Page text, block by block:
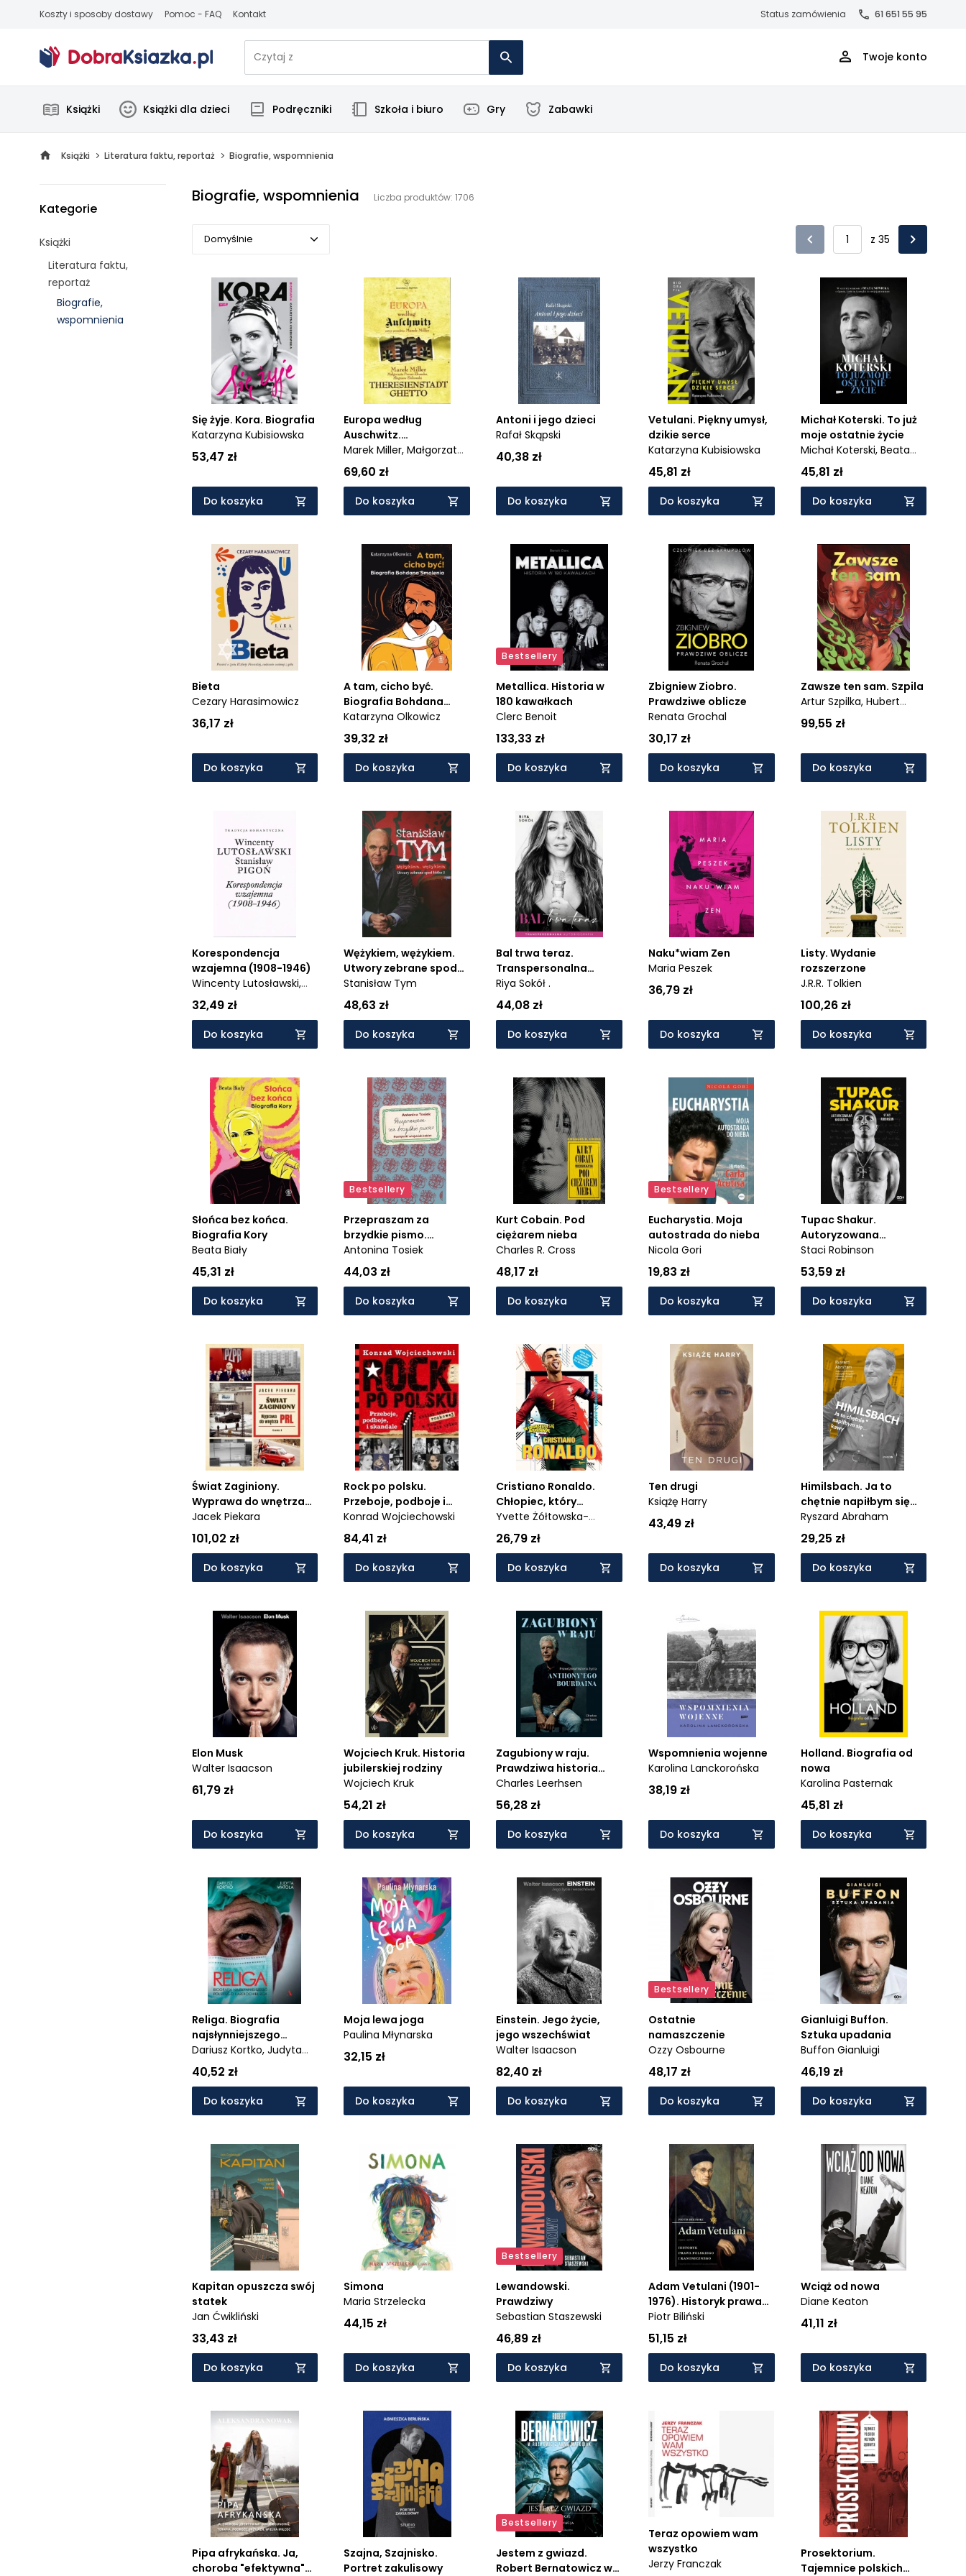
Koszty i sposoby dostawy Pomoc - FAQ Kontakt Status zamówienia 61 651 55 95
Twoje konto
Książki Książki dla dzieci Podręczniki Szkoła i biuro Gry Zabawki
Książki Literatura faktu, reportaż Biografie, wspomnienia
Kategorie
Książki
Literatura faktu,
reportaż
Biografie,
wspomnienia
Biografie, wspomnienia Liczba produktów: 1706
Domyślnie
Domyślnie
Popularne
Cena rosnąco
Cena malejąco
Od najnowszych
Od najstarszych
z 35
Się żyje. Kora. Biografia
Katarzyna Kubisiowska
53,47 zł
Do koszyka
Europa według
Auschwitz.
Theresienstadt Ghetto
Marek Miller,Małgorzata
Preuss-Złomska,
Zbigniew Zbikowski
69,60 zł
Do koszyka
Antoni i jego dzieci
Rafał Skąpski
40,38 zł
Do koszyka
Vetulani. Piękny umysł,
dzikie serce
Katarzyna Kubisiowska
45,81 zł
Do koszyka
Michał Koterski. To już
moje ostatnie życie
Michał Koterski, Beata
Nowicka
45,81 zł
Do koszyka
Bieta
Cezary Harasimowicz
36,17 zł
Do koszyka
A tam, cicho być.
Biografia Bohdana
Smolenia
Katarzyna Olkowicz
39,32 zł
Do koszyka
Bestsellery
Metallica. Historia w
180 kawałkach
Clerc Benoit
133,33 zł
Do koszyka
Zbigniew Ziobro.
Prawdziwe oblicze
Renata Grochal
30,17 zł
Do koszyka
Zawsze ten sam. Szpila
Artur Szpilka, Hubert
Kęska
99,55 zł
Do koszyka
Korespondencja
wzajemna (1908-1946)
Wincenty Lutosławski,
Stanisław Pigoń
32,49 zł
Do koszyka
Wężykiem, wężykiem.
Utwory zebrane spod
łóżka 2
Stanisław Tym
48,63 zł
Do koszyka
Bal trwa teraz.
Transpersonalna
autobiografia
Riya Sokół .
44,08 zł
Do koszyka
Naku*wiam Zen
Maria Peszek
36,79 zł
Do koszyka
Listy. Wydanie
rozszerzone
J.R.R. Tolkien
100,26 zł
Do koszyka
Słońca bez końca.
Biografia Kory
Beata Biały
45,31 zł
Do koszyka
Bestsellery
Przepraszam za
brzydkie pismo.
Pamiętniki wiejskich
kobiet
Antonina Tosiek
44,03 zł
Do koszyka
Kurt Cobain. Pod
ciężarem nieba
Charles R. Cross
48,17 zł
Do koszyka
Bestsellery
Eucharystia. Moja
autostrada do nieba
Nicola Gori
19,83 zł
Do koszyka
Tupac Shakur.
Autoryzowana
biografia
Staci Robinson
53,59 zł
Do koszyka
Świat Zaginiony.
Wyprawa do wnętrza
PRL. Tom 1
Jacek Piekara
101,02 zł
Do koszyka
Rock po polsku.
Przeboje, podboje i
skandale
Konrad Wojciechowski
84,41 zł
Do koszyka
Cristiano Ronaldo.
Chłopiec, który
wiedział, czego chce
Yvette Żółtowska-
Darska,
Jacek Sarzało
26,79 zł
Do koszyka
Ten drugi
Książę Harry
43,49 zł
Do koszyka
Himilsbach. Ja to
chętnie napiłbym się
kawy
Ryszard Abraham
29,25 zł
Do koszyka
Elon Musk
Walter Isaacson
61,79 zł
Do koszyka
Wojciech Kruk. Historia
jubilerskiej rodziny
Wojciech Kruk
54,21 zł
Do koszyka
Zagubiony w raju.
Prawdziwa historia
życia Anthony'ego
Bourdaina
Charles Leerhsen
56,28 zł
Do koszyka
Wspomnienia wojenne
Karolina Lanckorońska
38,19 zł
Do koszyka
Holland. Biografia od
nowa
Karolina Pasternak
45,81 zł
Do koszyka
Religa. Biografia
najsłynniejszego
polskiego
kardiochirurga
Dariusz Kortko, Judyta
Watoła
40,52 zł
Do koszyka
Moja lewa joga
Paulina Młynarska
32,15 zł
Do koszyka
Einstein. Jego życie,
jego wszechświat
Walter Isaacson
82,40 zł
Do koszyka
Bestsellery
Ostatnie
namaszczenie
Ozzy Osbourne
48,17 zł
Do koszyka
Gianluigi Buffon.
Sztuka upadania
Buffon Gianluigi
46,19 zł
Do koszyka
Kapitan opuszcza swój
statek
Jan Ćwikliński
33,43 zł
Do koszyka
Simona
Maria Strzelecka
44,15 zł
Do koszyka
Bestsellery
Lewandowski.
Prawdziwy
Sebastian Staszewski
46,89 zł
Do koszyka
Adam Vetulani (1901-
1976). Historyk prawa
polskiego i
kanoniczego
Piotr Biliński
51,15 zł
Do koszyka
Wciąż od nowa
Diane Keaton
41,11 zł
Do koszyka
Pipa afrykańska. Ja,
choroba "efektywna"
Szajna, Szajnisko.
Portret zakulisowy
Bestsellery
Jestem z gwiazd.
Robert Bernatowicz w
Teraz opowiem wam
wszystko
Jerzy Franczak
Prosektorium.
Tajemnice polskich